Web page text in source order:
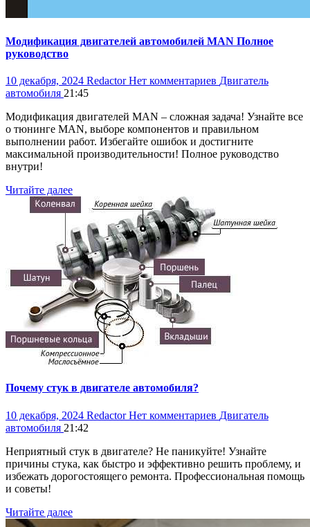
Модификация двигателей автомобилей MAN Полное
руководство
10 декабря, 2024 RedactorНет комментариев Двигатель
автомобиля 21:45
Модификация двигателей MAN – сложная задача! Узнайте все
о тюнинге MAN, выборе компонентов и правильном
выполнении работ. Избегайте ошибок и достигните
максимальной производительности! Полное руководство
внутри!
Читайте далее
Почему стук в двигателе автомобиля?
10 декабря, 2024 RedactorНет комментариев Двигатель
автомобиля 21:42
Неприятный стук в двигателе? Не паникуйте! Узнайте
причины стука, как быстро и эффективно решить проблему, и
избежать дорогостоящего ремонта. Профессиональная помощь
и советы!
Читайте далее